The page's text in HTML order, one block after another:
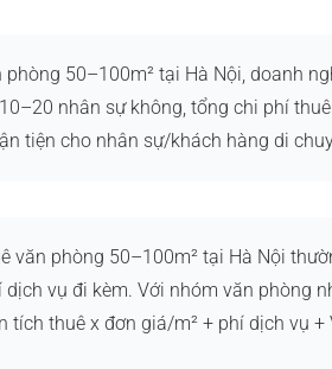
phòng 50–100m² tại Hà Nội, doanh
nhân sự không, tổng chi phí
tiện cho nhân sự/khách hàng di
văn phòng 50–100m² tại Hà Nội
vụ đi kèm. Với nhóm văn phòng
tích thuê x đơn giá/m² + phí dịch vụ +